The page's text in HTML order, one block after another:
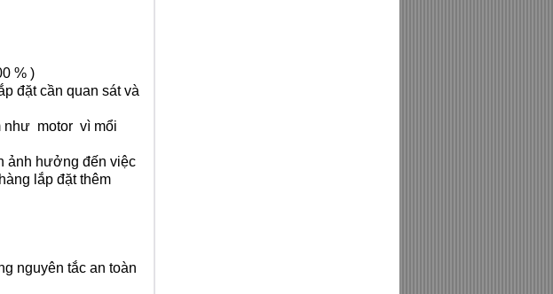
% )
đặt cần quan sát và
như motor vì mổi
ảnh hưởng đến việc
lắp đặt thêm
nguyên tắc an toàn